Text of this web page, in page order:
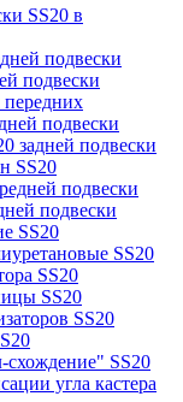
SS20 в
подвески
подвески
подвески
задней подвески
SS20
подвески
подвески
SS20
SS20
SS20
SS20
SS20
схождение" SS20
угла кастера